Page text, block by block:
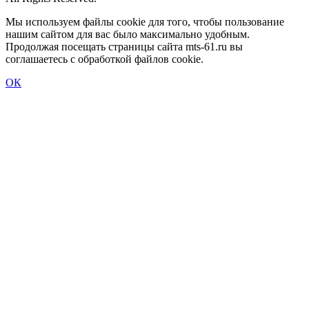
Мы используем файлы cookie для того, чтобы пользование
нашим сайтом для вас было максимально удобным.
Продолжая посещать страницы сайта mts-61.ru вы
соглашаетесь с обработкой файлов cookie.
ОК